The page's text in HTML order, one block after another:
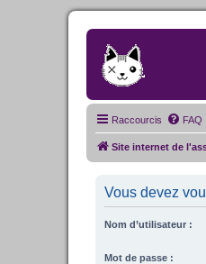
Raccourcis FAQ
Site internet de
Vous devez
Nom d’utilisateur :
Mot de passe :